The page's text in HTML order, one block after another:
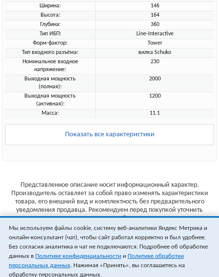
Ширина:
146
Высота:
164
Глубина:
360
Тип ИБП:
Line-Interactive
Форм-фактор:
Tower
Тип входного разъёма:
вилка Schuko
Номинальное входное
напряжение:
230
Выходная мощность
(полная):
2000
Выходная мощность
(активная):
1200
Масса: 11.1
Показать все характеристики
Представленное описание носит информационный характер.
Производитель оставляет за собой право изменять характеристики
товара, его внешний вид и комплектность без предварительного
уведомления продавца. Рекомендуем перед покупкой уточнить
характеристики товара на сайте производителя.
Указанные цены не являются публичной офертой (ст.435 ГК РФ).
Стоимость и наличие товара уточняйте у менеджера.
Мы используем файлы cookie, систему веб-аналитики Яндекс Метрика и
онлайн-консультант (чат), чтобы сайт работал корректно и был удобнее.
Без согласия аналитика и чат не подключаются. Подробнее об обработке
данных в Политике конфиденциальности и Политике обработки
персональных данных. Нажимая «Принять», вы соглашаетесь на
обработку персональных данных.